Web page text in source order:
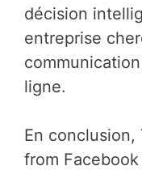
décision
entreprise
ligne.
En conclusion,
from